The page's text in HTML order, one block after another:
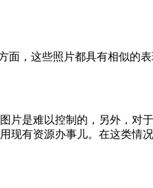
，这些照片都具有相似的
是难以控制的，另外，对
有资源办事儿。在这类情